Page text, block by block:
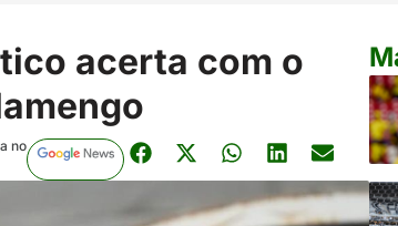
acerta com o
no